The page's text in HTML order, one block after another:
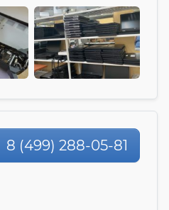
8 (499) 288-05-81